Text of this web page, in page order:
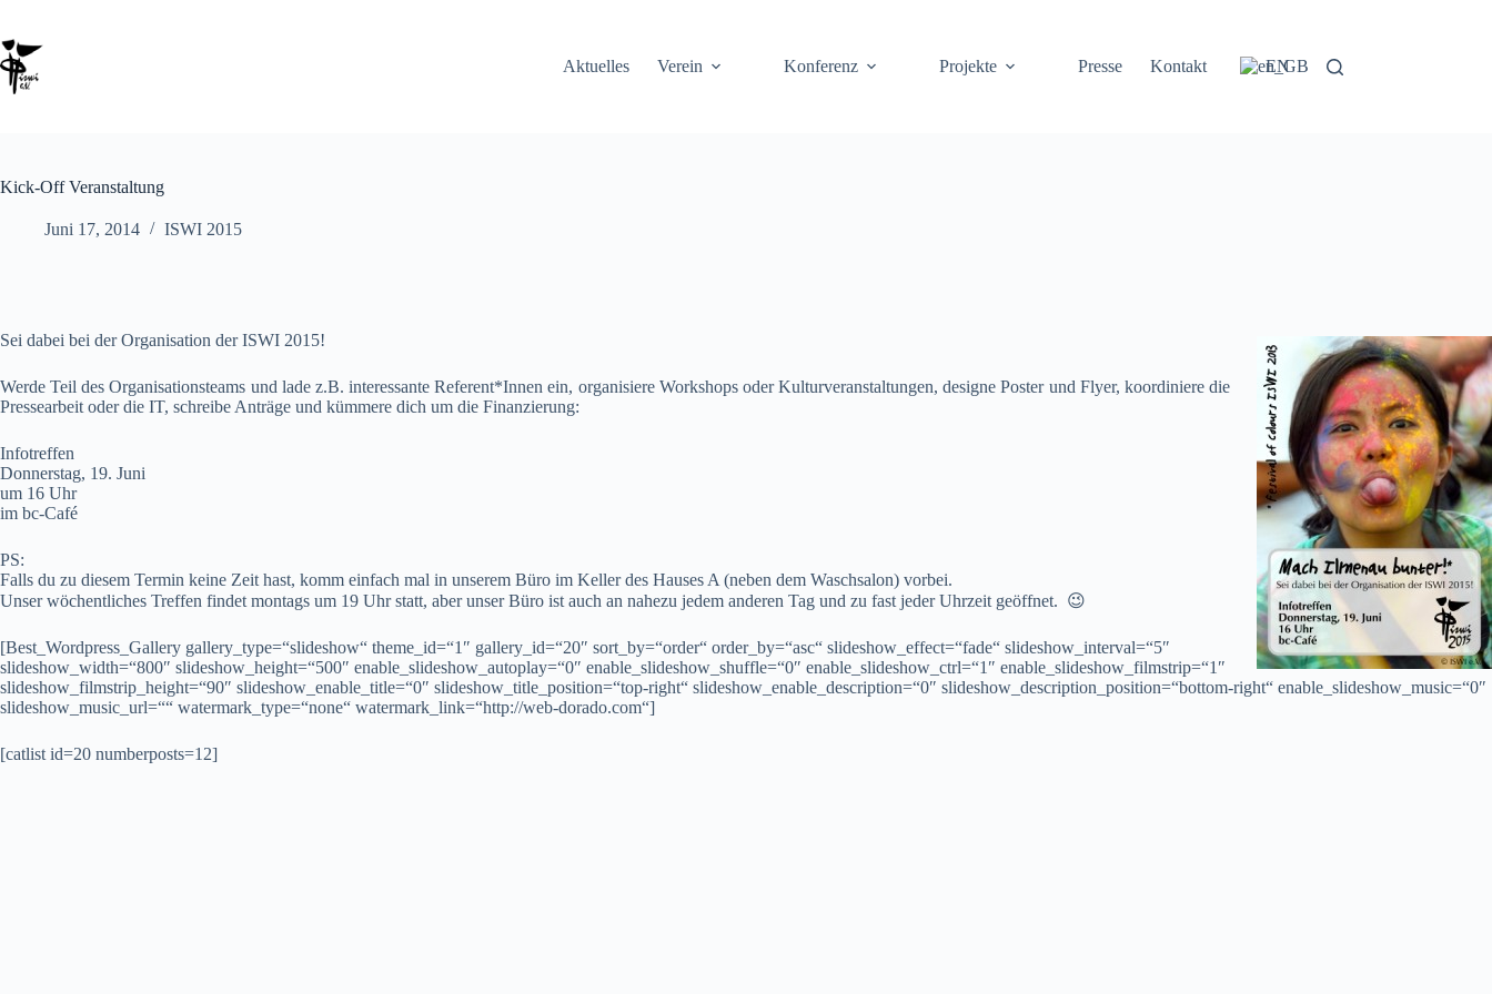
Aktuelles Verein Konferenz Projekte Presse Kontakt EN
Kick-Off Veranstaltung
Juni 17, 2014 ISWI 2015
Sei dabei bei der Organisation der ISWI 2015!
Werde Teil des Organisationsteams und lade z.B. interessante Referent*Innen ein, organisiere Workshops oder Kulturveranstaltungen, designe Poster und Flyer, koordiniere die
Pressearbeit oder die IT, schreibe Anträge und kümmere dich um die Finanzierung:
Infotreffen
Donnerstag, 19. Juni
um 16 Uhr
im bc-Café
PS:
Falls du zu diesem Termin keine Zeit hast, komm einfach mal in unserem Büro im Keller des Hauses A (neben dem Waschsalon) vorbei.
Unser wöchentliches Treffen findet montags um 19 Uhr statt, aber unser Büro ist auch an nahezu jedem anderen Tag und zu fast jeder Uhrzeit geöffnet. 😉
[Best_Wordpress_Gallery gallery_type=“slideshow“ theme_id=“1″ gallery_id=“20″ sort_by=“order“ order_by=“asc“ slideshow_effect=“fade“ slideshow_interval=“5″
slideshow_width=“800″ slideshow_height=“500″ enable_slideshow_autoplay=“0″ enable_slideshow_shuffle=“0″ enable_slideshow_ctrl=“1″ enable_slideshow_filmstrip=“1″
slideshow_filmstrip_height=“90″ slideshow_enable_title=“0″ slideshow_title_position=“top-right“ slideshow_enable_description=“0″ slideshow_description_position=“bottom-right“ enable_slideshow_music=“0″
slideshow_music_url=““ watermark_type=“none“ watermark_link=“http://web-dorado.com“]
[catlist id=20 numberposts=12]